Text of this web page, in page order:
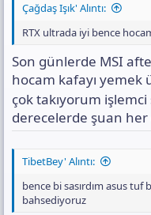
Çağdaş Işık' Alıntı:
RTX ultrada iyi bence
Son günlerde MSI
hocam kafayı yemek
çok takıyorum
derecelerde şuan
TibetBey' Alıntı:
bence bi sasırdım asus
bahsediyoruz